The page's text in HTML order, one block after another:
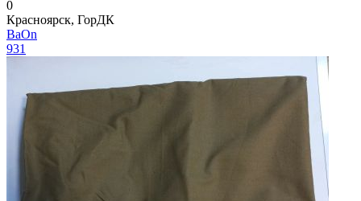
0
Красноярск, ГорДК
BaOn
931